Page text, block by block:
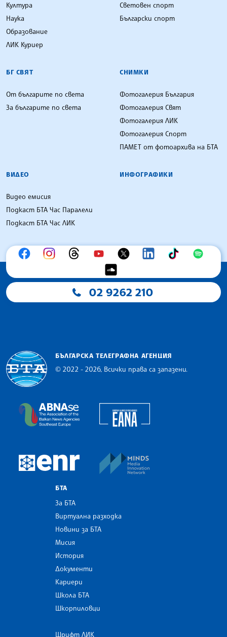
Култура
Наука
Образование
ЛИК Куриер
Световен спорт
Български спорт
БГ СВЯТ
От българите по света
За българите по света
СНИМКИ
Фотогалерия България
Фотогалерия Свят
Фотогалерия ЛИК
Фотогалерия Спорт
ПАМЕТ от фотоархива на БТА
ВИДЕО
Видео емисия
Подкаст БТА Час Паралели
Подкаст БТА Час ЛИК
ИНФОГРАФИКИ
02 9262 210
БЪЛГАРСКА ТЕЛЕГРАФНА АГЕНЦИЯ
© 2022 - 2026, Всички права са запазени.
The Assocoation of the Balkan News Agencies
European Newsroom
БТА
За БТА
Виртуална разходка
Новини за БТА
Мисия
История
Документи
Кариери
Школа БТА
Шкорпиловци
Шрифт ЛИК